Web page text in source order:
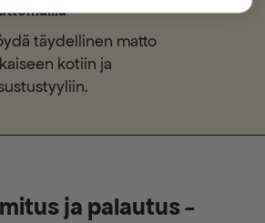
täydellinen matto
kotiin ja
ja palautus -